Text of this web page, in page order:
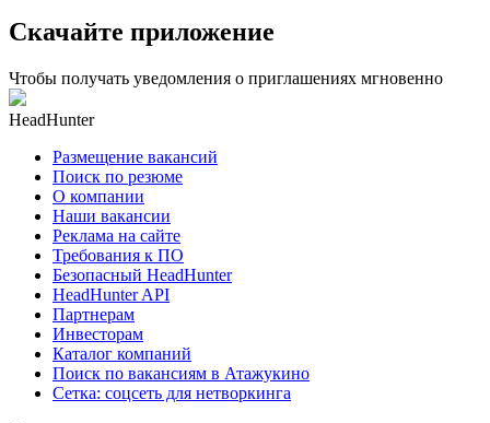
Скачайте приложение
Чтобы получать уведомления о приглашениях мгновенно
HeadHunter
Размещение вакансий
Поиск по резюме
О компании
Наши вакансии
Реклама на сайте
Требования к ПО
Безопасный HeadHunter
HeadHunter API
Партнерам
Инвесторам
Каталог компаний
Поиск по вакансиям в Атажукино
Сетка: соцсеть для нетворкинга